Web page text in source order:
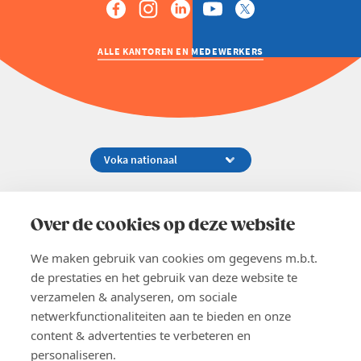
Over de cookies op deze website
We maken gebruik van cookies om gegevens m.b.t.
de prestaties en het gebruik van deze website te
verzamelen & analyseren, om sociale
netwerkfunctionaliteiten aan te bieden en onze
content & advertenties te verbeteren en
personaliseren.
ALLE KANTOREN EN MEDEWERKERS
02 229 81 11
EN